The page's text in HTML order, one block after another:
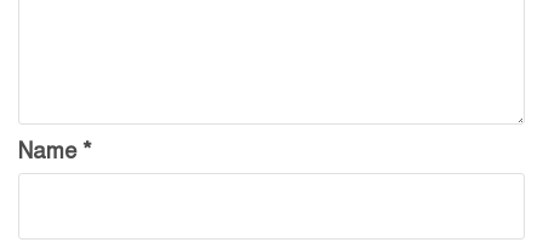
Name *